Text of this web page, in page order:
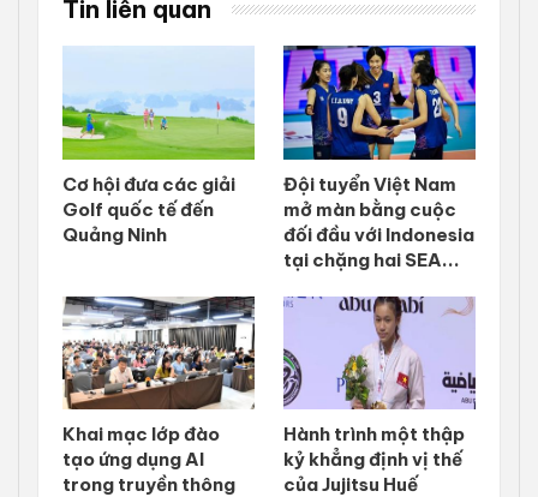
Tin liên quan
Cơ hội đưa các giải
Golf quốc tế đến
Quảng Ninh
Đội tuyển Việt Nam
mở màn bằng cuộc
đối đầu với Indonesia
tại chặng hai SEA...
Khai mạc lớp đào
tạo ứng dụng AI
trong truyền thông
Hành trình một thập
kỷ khẳng định vị thế
của Jujitsu Huế